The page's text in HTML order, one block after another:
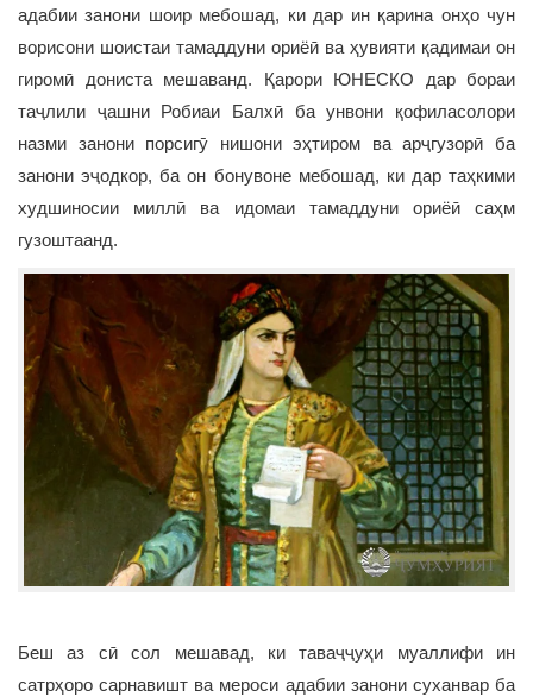
адабии занони шоир мебошад, ки дар ин қарина онҳо чун
ворисони шоистаи тамаддуни ориёӣ ва ҳувияти қадимаи он
гиромӣ дониста мешаванд. Қарори ЮНЕСКО дар бораи
таҷлили ҷашни Робиаи Балхӣ ба унвони қофиласолори
назми занони порсигӯ нишони эҳтиром ва арҷгузорӣ ба
занони эҷодкор, ба он бонувоне мебошад, ки дар таҳкими
худшиносии миллӣ ва идомаи тамаддуни ориёӣ саҳм
гузоштаанд.
Беш аз сӣ сол мешавад, ки таваҷҷуҳи муаллифи ин
сатрҳоро сарнавишт ва мероси адабии занони суханвар ба